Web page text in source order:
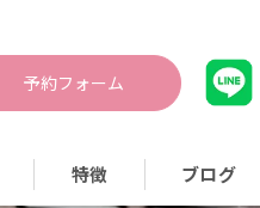
予約フォーム
特徴 ブログ